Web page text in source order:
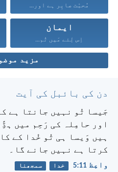
مُحبّت صابِر ہے اور...
ایمان
اِس لِئے مَیں تُم...
مزید
دن کی بائبل کی آیت
جَیسا تُو نہیں جانتا ہے
اور حامِلہ کی رَحِم میں
ہیں وَیسا ہی تُو خُدا کے
کرتا ہے نہیں جانے گا۔
واعِظ 11:‏5 خدا سمجھنا